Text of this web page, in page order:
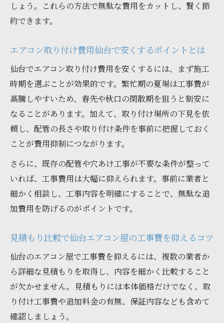
仙台エアコン屋の提案で暮らしの質をアッ
プしよう
トとは
仙台エアコン屋と相談し快適生活を叶える
秘訣
実例で学ぶ仙台エアコン工事の失敗回避法
仙台エアコン屋の工事失敗事例から学ぶ注
意点
エアコン取り付け費用トラブルを防ぐ実践
的対策
仙台エアコン屋利用者の体験談で分かる失
敗予防策
追加費用を回避する仙台エアコン屋の選び
ーン解説
予算重視で選ぶ宮城のエアコン工事ポイント
仙台エアコン屋で予算内に収めるための工
事選び
しょう。これらの方法で無駄な費用をカットし、賢く節
約できます。
エアコン取り付け費用仙台で安くするポイントとは
仙台でエアコン取り付け費用を安くするには、まず施工
時期を選ぶことが効果的です。繁忙期の夏場は工事費が
高騰しやすいため、春先や秋口の閑散期を狙うと割安に
なることがあります。加えて、取り付け場所の下見を依
頼し、配管の長さや取り付け条件を事前に把握しておく
ことが費用抑制につながります。
さらに、既存の配管や穴あけ工事が不要な条件が整って
いれば、工事費用は大幅に抑えられます。事前に業者と
細かく相談し、工事内容を明確にすることで、無駄な追
加費用を防げるのがポイントです。
見積もり比較で仙台エアコン屋の工事費を抑えるコツ
仙台のエアコン屋で工事費を抑えるには、複数の業者か
ら詳細な見積もりを取得し、内容を細かく比較すること
が欠かせません。見積もりには本体価格だけでなく、取
り付け工事費や追加料金の有無、保証内容なども含めて
確認しましょう。